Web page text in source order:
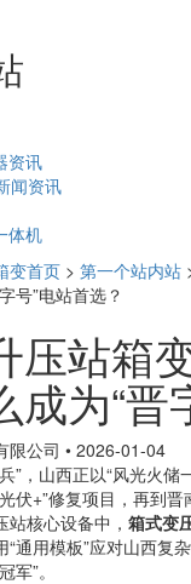
资讯
闻资讯
体机
变首页 > 第一个站内站
号”电站首选？
压站箱
成为“晋
限公司 • 2026-01-04
”，山西正以“风光火
伏+”修复项目，再到
核心设备中， 箱式变
“通用模板”应对山西复
军”。